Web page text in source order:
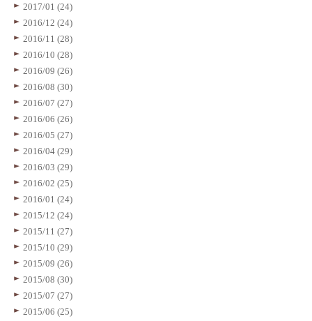
2017/01 (24)
2016/12 (24)
2016/11 (28)
2016/10 (28)
2016/09 (26)
2016/08 (30)
2016/07 (27)
2016/06 (26)
2016/05 (27)
2016/04 (29)
2016/03 (29)
2016/02 (25)
2016/01 (24)
2015/12 (24)
2015/11 (27)
2015/10 (29)
2015/09 (26)
2015/08 (30)
2015/07 (27)
2015/06 (25)